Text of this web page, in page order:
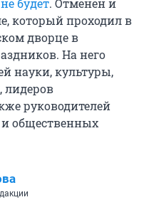
который проходил в
дворце в
На него
науки, культуры,
лидеров
руководителей
общественных